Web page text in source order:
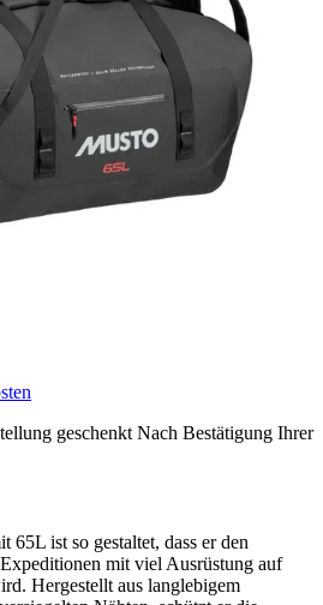
geschenkt Nach Bestätigung Ihrer
65L ist so gestaltet, dass er den
mit viel Ausrüstung auf
Hergestellt aus langlebigem